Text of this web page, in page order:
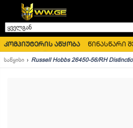
ყველგან
კომპიუტერის აწყობა წინასწარი
საწყისი Russell Hobbs 26450-56/RH